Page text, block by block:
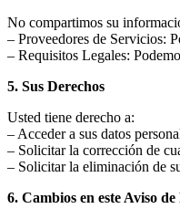
No compartimos su
– Proveedores de Servicios:
– Requisitos Legales:
5. Sus Derechos
Usted tiene derecho a:
– Acceder a sus datos
– Solicitar la corrección de
– Solicitar la eliminación de
6. Cambios en este Aviso